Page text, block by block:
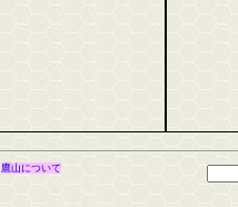
鷹山について